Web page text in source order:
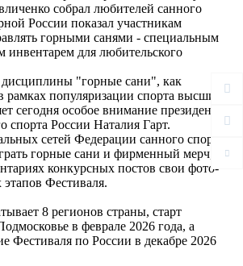
собрал любителей санного
России показал участникам
горными санями - специальным
инвентарем для любительского
"горные сани", как
рамках популяризации спорта высших
сегодня особое внимание президент
спорта России Наталия Гарт.
сетей Федерации санного спорта
горные сани и фирменный мерч,
конкурсных постов свои фото-
Фестиваля.
8 регионов страны, старт
в феврале 2026 года, а
Фестиваля по России в декабре 2026